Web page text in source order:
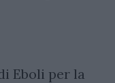
Eboli per la